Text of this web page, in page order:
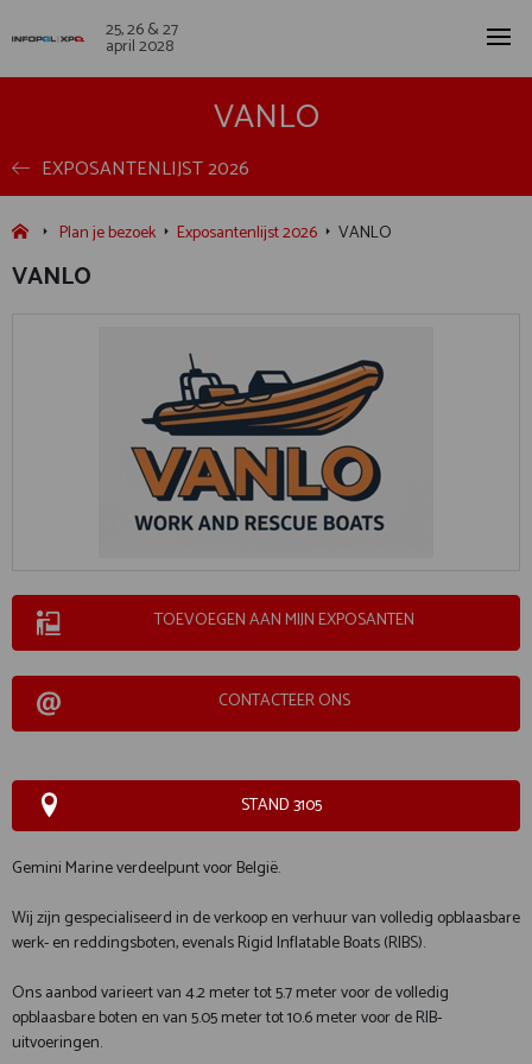
25, 26 & 27
april 2028
VANLO
EXPOSANTENLIJST 2026
Plan je bezoek Exposantenlijst 2026 VANLO
VANLO
TOEVOEGEN AAN MIJN EXPOSANTEN
CONTACTEER ONS
STAND 3105
Gemini Marine verdeelpunt voor België.
Wij zijn gespecialiseerd in de verkoop en verhuur van volledig opblaasbare
werk- en reddingsboten, evenals Rigid Inflatable Boats (RIBS).
Ons aanbod varieert van 4.2 meter tot 5.7 meter voor de volledig
opblaasbare boten en van 5.05 meter tot 10.6 meter voor de RIB-
uitvoeringen.